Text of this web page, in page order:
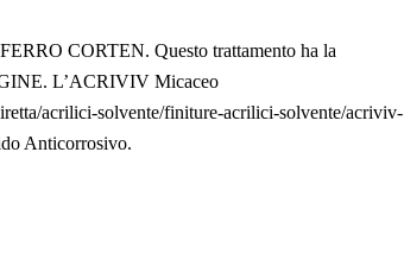
CORTEN. Questo trattamento ha la
L’ACRIVIV Micaceo
acrilici-solvente/finiture-acrilici-solvente/acriviv-
Anticorrosivo.